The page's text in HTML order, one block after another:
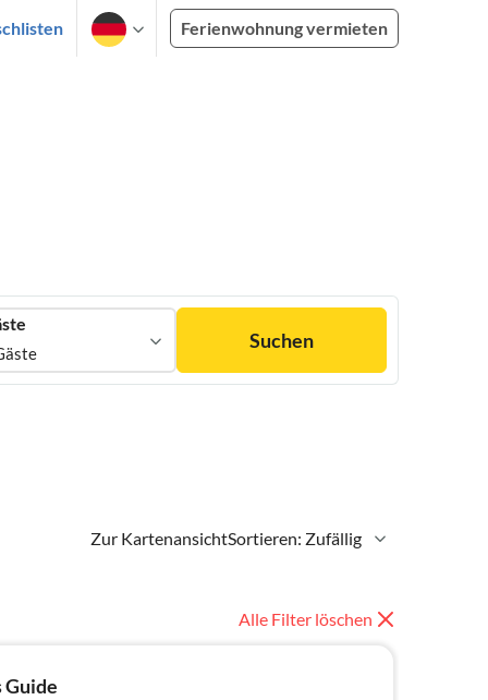
Ferienwohnung vermieten
Suchen
Zur KartenansichtSortieren: Zufällig
Alle Filter löschen
Guide